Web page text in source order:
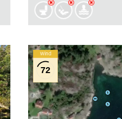
Wind
72